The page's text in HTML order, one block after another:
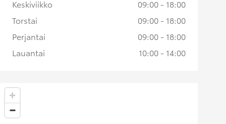
Keskiviikko
09:00 - 18:00
Torstai
09:00 - 18:00
Perjantai
09:00 - 18:00
Lauantai
10:00 - 14:00